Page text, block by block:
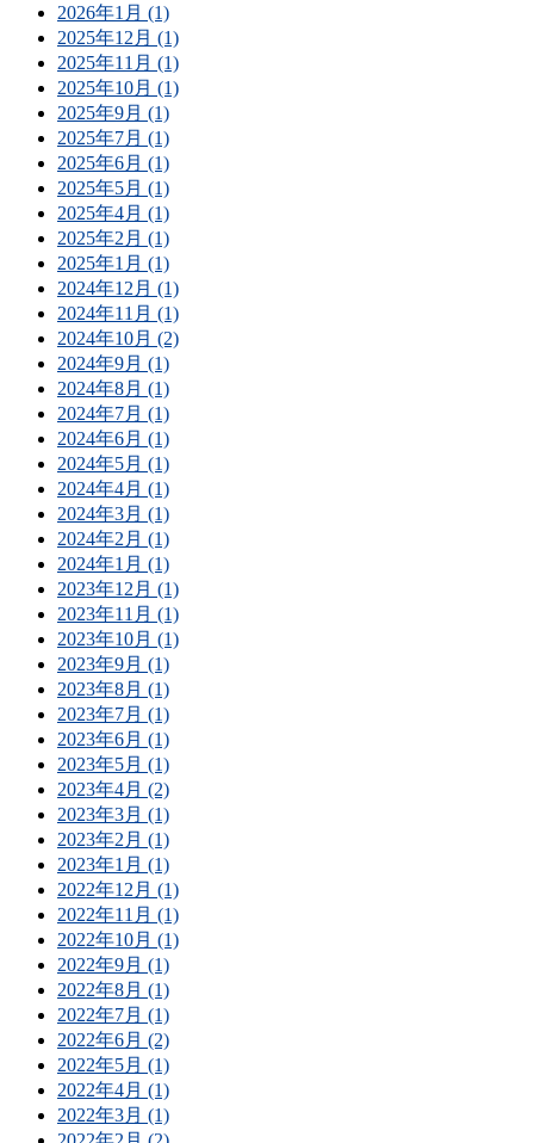
2026年1月 (1)
2025年12月 (1)
2025年11月 (1)
2025年10月 (1)
2025年9月 (1)
2025年7月 (1)
2025年6月 (1)
2025年5月 (1)
2025年4月 (1)
2025年2月 (1)
2025年1月 (1)
2024年12月 (1)
2024年11月 (1)
2024年10月 (2)
2024年9月 (1)
2024年8月 (1)
2024年7月 (1)
2024年6月 (1)
2024年5月 (1)
2024年4月 (1)
2024年3月 (1)
2024年2月 (1)
2024年1月 (1)
2023年12月 (1)
2023年11月 (1)
2023年10月 (1)
2023年9月 (1)
2023年8月 (1)
2023年7月 (1)
2023年6月 (1)
2023年5月 (1)
2023年4月 (2)
2023年3月 (1)
2023年2月 (1)
2023年1月 (1)
2022年12月 (1)
2022年11月 (1)
2022年10月 (1)
2022年9月 (1)
2022年8月 (1)
2022年7月 (1)
2022年6月 (2)
2022年5月 (1)
2022年4月 (1)
2022年3月 (1)